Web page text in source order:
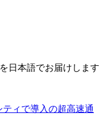
日本語でお届けします
ィで導入の超高速通